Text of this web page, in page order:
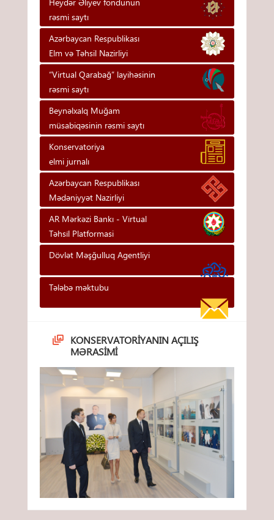
rəsmi saytı
Azərbaycan Respublikası
Elm və Təhsil Nazirliyi
“Virtual Qarabağ” layihəsinin
rəsmi saytı
Beynəlxalq Muğam
müsabiqəsinin rəsmi saytı
Konservatoriya
elmi jurnalı
Azərbaycan Respublikası
Mədəniyyət Nazirliyi
AR Mərkəzi Bankı - Vi̇rtual
Təhsi̇l Platformasi
Dövlət Məşğulluq Agentliyi
Tələbə məktubu
KONSERVATORIYANIN AÇILIŞ
MƏRASIMI